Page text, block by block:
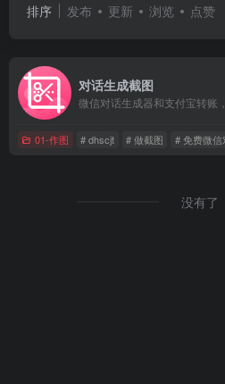
排序 发布 更新 浏览 点赞
对话生成截图
01-作图 # dhscjt # 做截图 # 免费微
没有了